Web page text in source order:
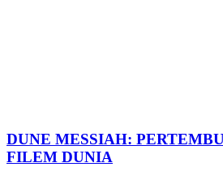
DUNE MESSIAH:
FILEM DUNIA